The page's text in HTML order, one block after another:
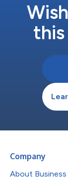
Company
About Business